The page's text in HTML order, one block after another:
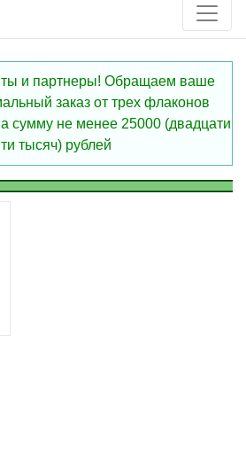
и партнеры! Обращаем ваше
заказ от трех флаконов
сумму не менее 25000 (двадцати
тысяч) рублей